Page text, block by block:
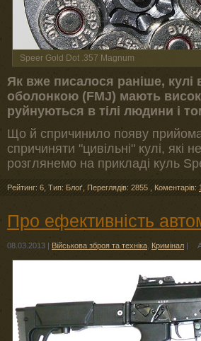
Speer Gold Dot .357 Magnum
Як вже писалося раніше, кулі
оболонкою (FMJ) мають
руйнуються в тілі людини і
Що й спричинило появу
спричиняти "цивільні" кулі, які
розглянемо на прикладі куль
Рейтинг: 6, Тип: Блоґ, Переглядів: 2855 , Коментарів:
Про ефективність
08.03.2013 Військова зброя та техніка, Кримінал